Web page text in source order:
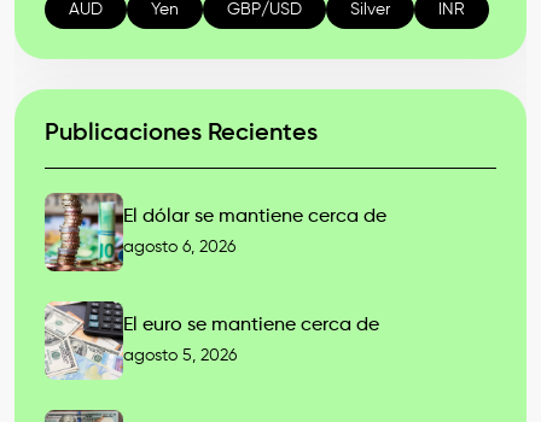
AUD Yen GBP/USD Silver INR
Publicaciones Recientes
El dólar se mantiene cerca de
agosto 6, 2026
El euro se mantiene cerca de
agosto 5, 2026